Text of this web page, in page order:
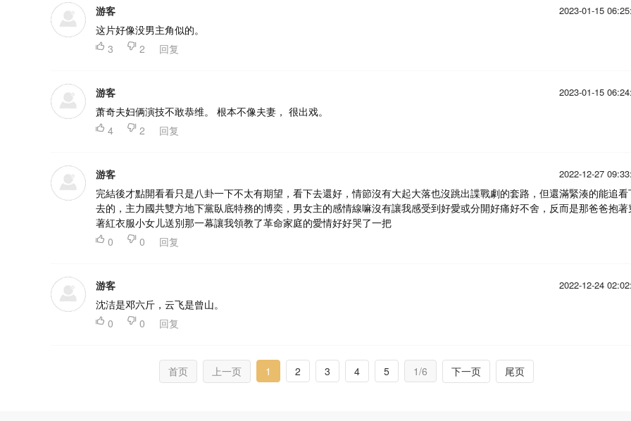
游客 2023-01-15
这片好像没男主角似的。
 3  2 回复
游客 2023-01-15
萧奇夫妇俩演技不敢恭维。 根本不像夫妻， 很出戏。
 4  2 回复
游客 2022-12-27
完結後才點開看看只是八卦一下不太有期望，看下去還好，情節沒有大起大落也沒跳出諜戰劇的套路，但還滿緊湊的能追看
去的，主力國共雙方地下黨臥底特務的博奕，男女主的感情線嘛沒有讓我感受到好愛或分開好痛好不舍，反而是那爸爸抱著
著紅衣服小女儿送別那一幕讓我領教了革命家庭的愛情好好哭了一把
 0  0 回复
游客 2022-12-24
沈洁是邓六斤，云飞是曾山。
 0  0 回复
首页 上一页 1 2 3 4 5 1/6 下一页 尾页